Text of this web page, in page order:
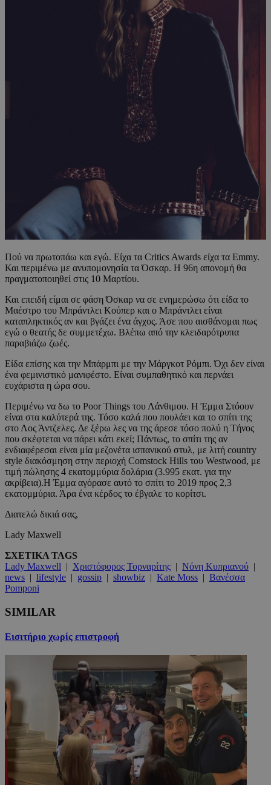
Πού να πρωτοπάω και εγώ. Είχα τα Critics Awards είχα τα Emmy.
Και περιμένω με ανυπομονησία τα Όσκαρ. Η 96η απονομή θα
πραγματοποιηθεί στις 10 Μαρτίου.
Και επειδή είμαι σε φάση Όσκαρ να σε ενημερώσω ότι είδα το
Μαέστρο του Μπράντλει Κούπερ και ο Μπράντλει είναι
καταπληκτικός αν και βγάζει ένα άγχος. Άσε που αισθάνομαι πως
εγώ ο θεατής δε συμμετέχω. Βλέπω από την κλειδαρότρυπα
παραβιάζω ζωές.
Είδα επίσης και την Μπάρμπι με την Μάργκοτ Ρόμπι. Όχι δεν είναι
ένα φεμινιστικό μανιφέστο. Είναι συμπαθητικό και περνάει
ευχάριστα η ώρα σου.
Περιμένω να δω το Poor Things του Λάνθιμου. Η Έμμα Στόουν
είναι στα καλύτερά της. Τόσο καλά που πουλάει και το σπίτι της
στο Λος Άντζελες. Δε ξέρω λες να της άρεσε τόσο πολύ η Τήνος
που σκέφτεται να πάρει κάτι εκεί; Πάντως, το σπίτι της αν
ενδιαφέρεσαι είναι μία μεζονέτα ισπανικού στυλ, με λιτή country
style διακόσμηση στην περιοχή Comstock Hills του Westwood, με
τιμή πώλησης 4 εκατομμύρια δολάρια (3.995 εκατ. για την
ακρίβεια).Η Έμμα αγόρασε αυτό το σπίτι το 2019 προς 2,3
εκατομμύρια. Άρα ένα κέρδος το έβγαλε το κορίτσι.
Διατελώ δικιά σας,
Lady Maxwell
ΣΧΕΤΙΚΑ TAGS
Lady Maxwell | Χριστόφορος Τορναρίτης | Νόνη Κυπριανού |
news | lifestyle | gossip | showbiz | Kate Moss | Βανέσσα
Pomponi
SIMILAR
Εισιτήριο χωρίς επιστροφή